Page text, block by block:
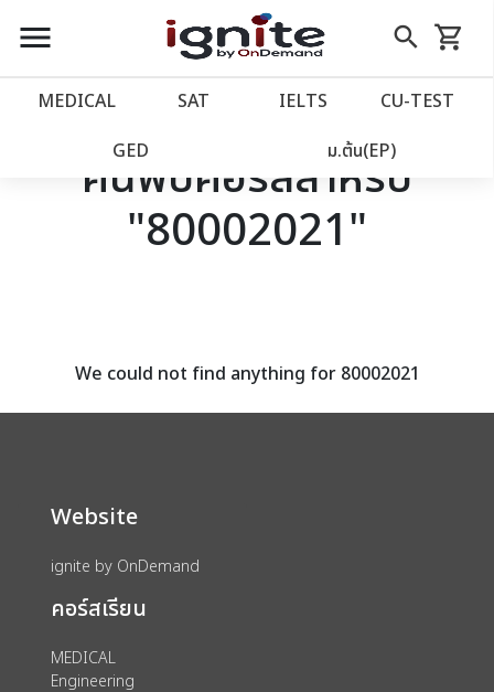
close
account_balance หน้าแรก
เว็บไซต์อิกไนท์
โปรโมชั่น
assignment ลงทะเบียน
menu search
Skip
to
shopping_cart
รถเข็น
MEDICAL SAT IELTS CU‑TEST
GED ม.ต้น(EP)
ค้นพบคอร์สสำหรับ
"80002021"
We could not find anything for 80002021
Website
ignite by OnDemand
คอร์สเรียน
MEDICAL
Engineering